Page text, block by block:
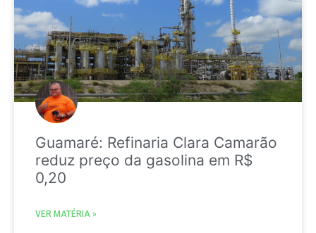
Guamaré: Refinaria Clara Camarão
reduz preço da gasolina em R$
0,20
VER MATÉRIA »